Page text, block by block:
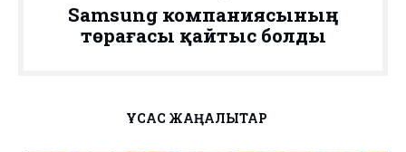
Samsung компаниясының
төрағасы қайтыс болды
ҰҚСАС ЖАҢАЛЫҚТАР